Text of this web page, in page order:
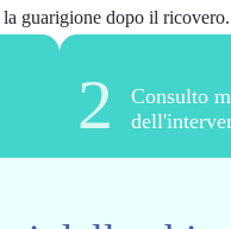
guarigione dopo il ricovero.
2
Consulto